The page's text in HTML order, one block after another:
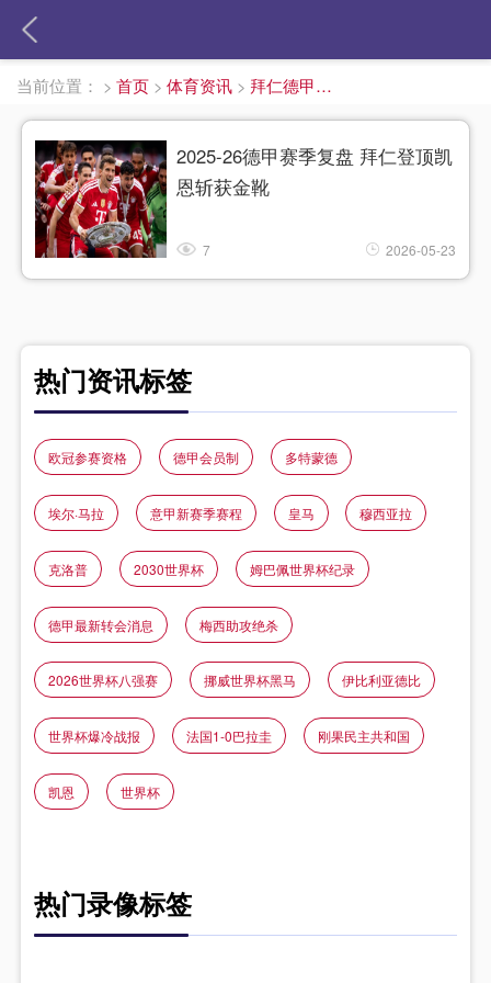
当前位置： > 首页 > 体育资讯 > 拜仁德甲夺冠
2025-26德甲赛季复盘 拜仁登顶凯
恩斩获金靴
7 2026-05-23
热门资讯标签
欧冠参赛资格 德甲会员制 多特蒙德
埃尔·马拉 意甲新赛季赛程 皇马 穆西亚拉
克洛普 2030世界杯 姆巴佩世界杯纪录
德甲最新转会消息 梅西助攻绝杀
2026世界杯八强赛 挪威世界杯黑马 伊比利亚德比
世界杯爆冷战报 法国1-0巴拉圭 刚果民主共和国
凯恩 世界杯
热门录像标签